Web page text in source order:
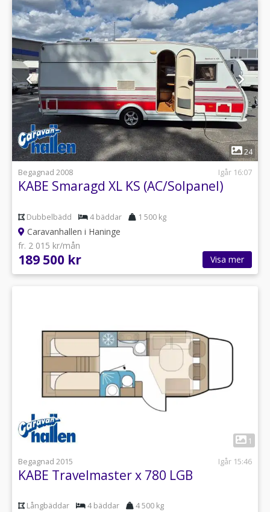
1
24
Begagnad 2008
Igår 16:07
KABE Smaragd XL KS (AC/Solpanel)
Dubbelbädd 4 bäddar 1 500 kg
Caravanhallen i Haninge
fr. 2 015 kr/mån
189 500 kr Visa mer
1
Begagnad 2015
Igår 15:46
KABE Travelmaster x 780 LGB
Långbäddar 4 bäddar 4 500 kg